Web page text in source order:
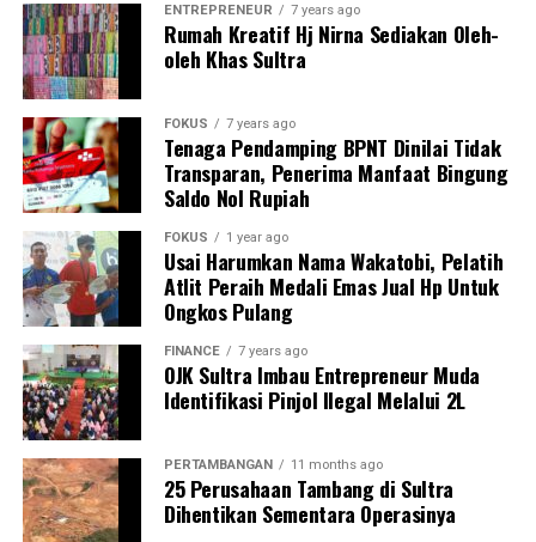
ENTREPRENEUR 7 years ago
Rumah Kreatif Hj Nirna Sediakan Oleh-
oleh Khas Sultra
FOKUS 7 years ago
Tenaga Pendamping BPNT Dinilai Tidak
Transparan, Penerima Manfaat Bingung
Saldo Nol Rupiah
FOKUS 1 year ago
Usai Harumkan Nama Wakatobi, Pelatih
Atlit Peraih Medali Emas Jual Hp Untuk
Ongkos Pulang
FINANCE 7 years ago
OJK Sultra Imbau Entrepreneur Muda
Identifikasi Pinjol Ilegal Melalui 2L
PERTAMBANGAN 11 months ago
25 Perusahaan Tambang di Sultra
Dihentikan Sementara Operasinya